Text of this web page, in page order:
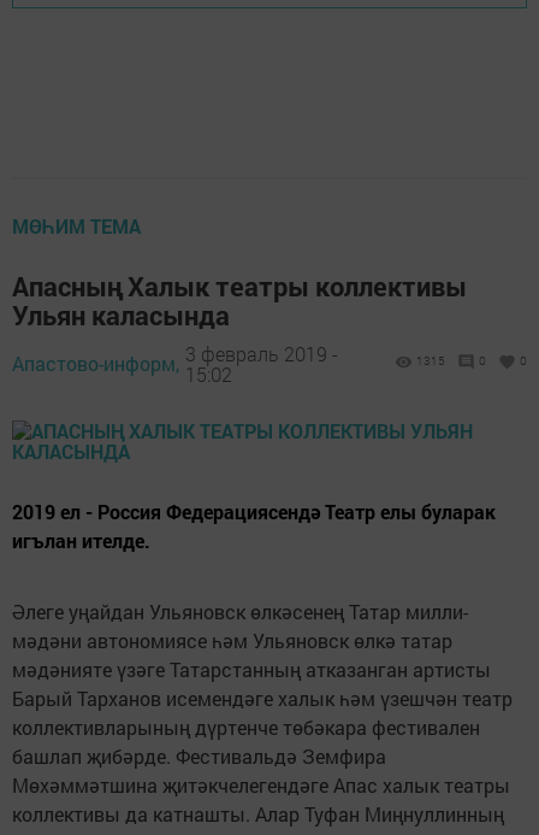
МӨҺИМ ТЕМА
Апасның Халык театры коллективы
Ульян каласында
Апастово-информ, 3 февраль 2019 -
15:02
1315 0 0
2019 ел - Россия Федерациясендә Театр елы буларак
игълан ителде.
Әлеге уңайдан Ульяновск өлкәсенең Татар милли-
мәдәни автономиясе һәм Ульяновск өлкә татар
мәдәнияте үзәге Татарстанның атказанган артисты
Барый Тарханов исемендәге халык һәм үзешчән театр
коллективларының дүртенче төбәкара фестивален
башлап җибәрде. Фестивальдә Земфира
Мөхәммәтшина җитәкчелегендәге Апас халык театры
коллективы да катнашты. Алар Туфан Миңнуллинның